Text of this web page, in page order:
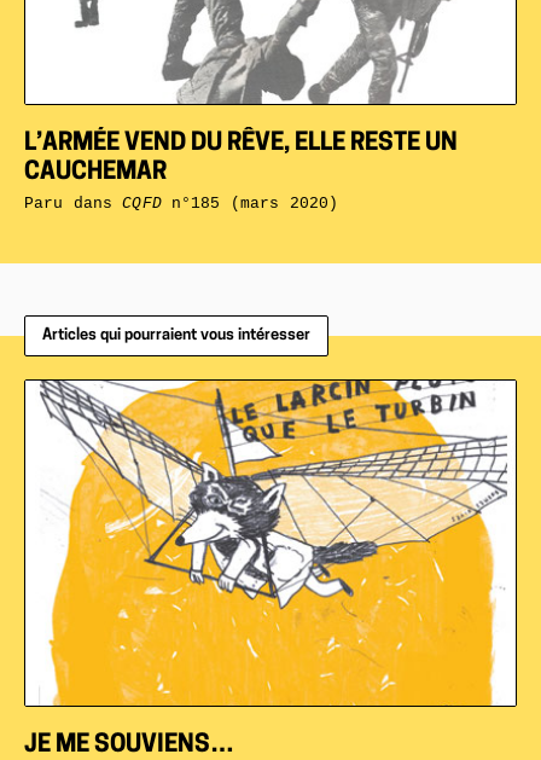
L’ARMÉE VEND DU RÊVE, ELLE RESTE UN
CAUCHEMAR
Paru dansCQFDn°185 (mars 2020)
Articles qui pourraient vous intéresser
JE ME SOUVIENS…